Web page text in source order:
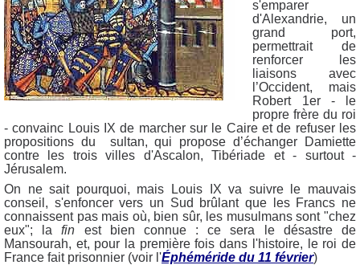
s'emparer
d'Alexandrie, un
grand port,
permettrait de
renforcer les
liaisons avec
l’Occident, mais
Robert 1er-
le
propre frère du roi
- convainc Louis IX de marcher sur le Caire et de refuser les
propositions du sultan, qui propose d’échanger Damiette
contre les trois villes d'Ascalon, Tibériade et - surtout -
Jérusalem.
On ne sait pourquoi, mais Louis IX va suivre le mauvais
conseil, s'enfoncer vers un Sud brûlant que les Francs ne
connaissent pas mais où, bien sûr, les musulmans sont "chez
eux"; lafin est bien connue : ce sera le désastre de
Mansourah, et, pour la première fois dans l'histoire, le roi de
France fait prisonnier (voir l'Éphéméride du 11 février)